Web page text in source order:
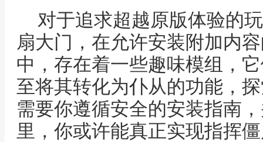
对于追求超越原版体验的
扇大门，在允许安装附加内
中，存在着一些趣味模组，
至将其转化为仆从的功能，
需要你遵循安全的安装指南
里，你或许能真正实现指挥